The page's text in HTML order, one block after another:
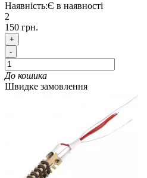
Наявність:Є в наявності
2
150 грн.
+
-
До кошика
Швидке замовлення